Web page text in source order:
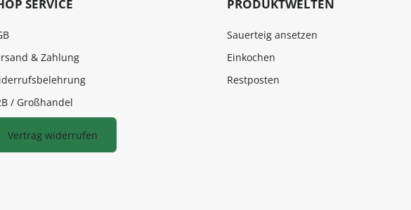
SERVICE
& Zahlung
/ Großhandel
Vertrag widerrufen
PRODUKTWELTEN
Sauerteig ansetzen
Einkochen
Restposten